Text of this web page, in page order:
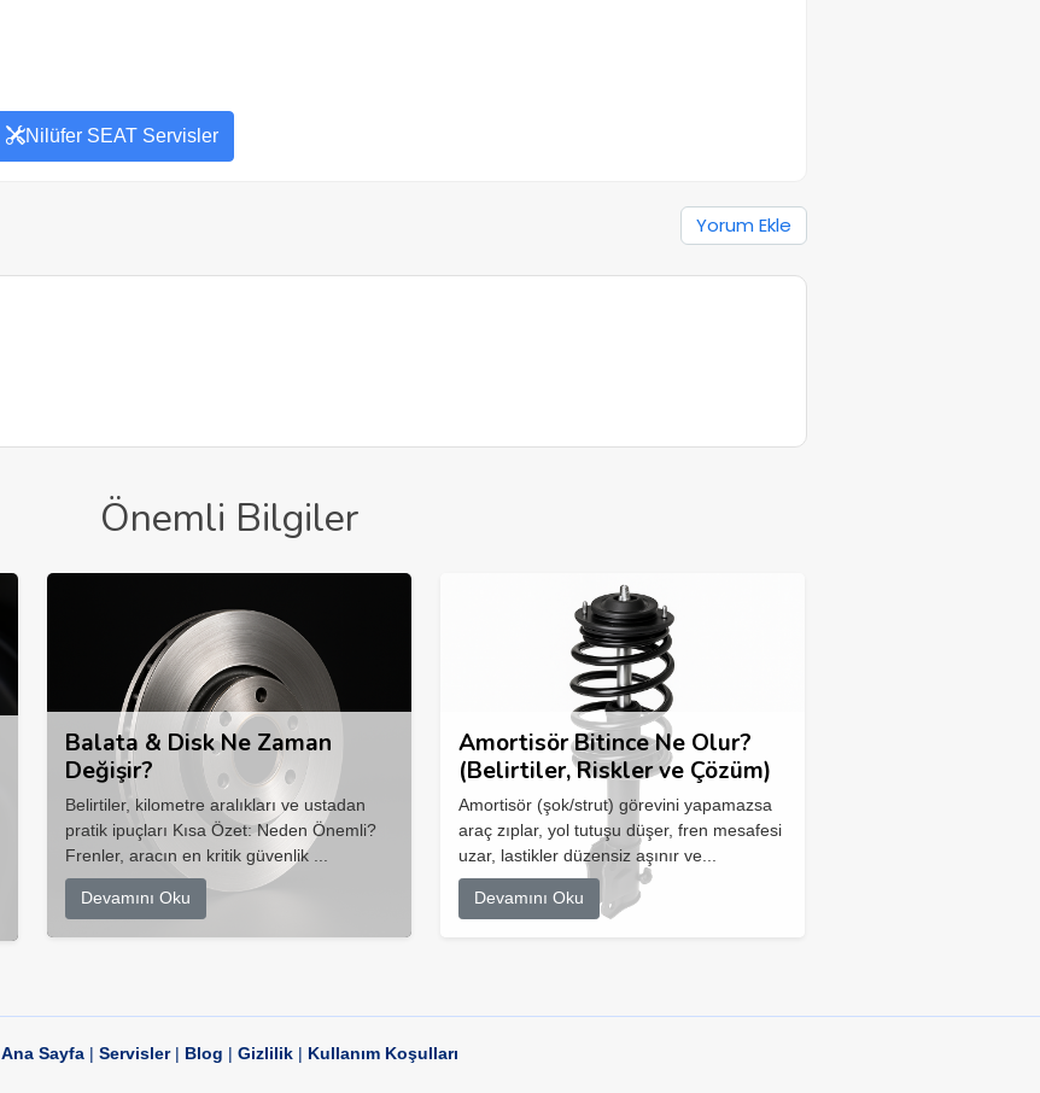
Nilüfer SEAT Servisler
Yorum Ekle
Önemli Bilgiler
Balata & Disk Ne Zaman
Değişir?
Belirtiler, kilometre aralıkları ve ustadan
pratik ipuçları Kısa Özet: Neden Önemli?
Frenler, aracın en kritik güvenlik ...
Devamını Oku
Amortisör Bitince Ne Olur?
(Belirtiler, Riskler ve Çözüm)
Amortisör (şok/strut) görevini yapamazsa
araç zıplar, yol tutuşu düşer, fren mesafesi
uzar, lastikler düzensiz aşınır ve...
Devamını Oku
Ana Sayfa| Servisler| Blog | Gizlilik| Kullanım Koşulları